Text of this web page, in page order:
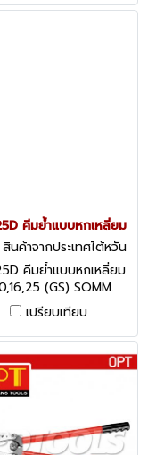
คีมย้ำแบบหกเหลี่ยม
นค้าจากประเทศไต้หวัน
HX-25D
คีมย้ำแบบหกเหลี่ยม
(GS) SQMM.
เปรียบเทียบ